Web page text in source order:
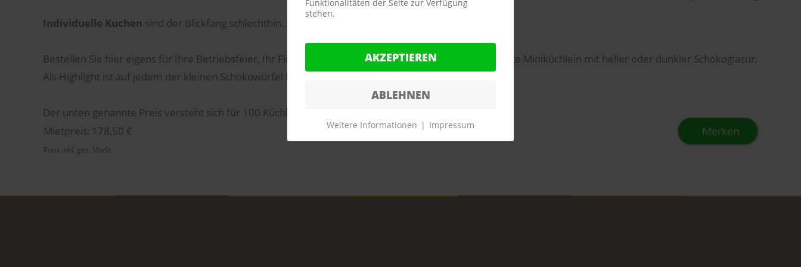
Individuelle Kuchen sind der Blickfang schlechthin.
Bestellen Sie hier eigens für Ihre Betriebsfeier, Ihr Firmenjubiläum oder Ihren Messestand angefertigte Miniküchlein mit heller oder dunkler Schokoglasur.
Als Highlight ist auf jedem der kleinen Schokowürfel Ihr Firmenlogo aus Esspapier platziert.
Der unten genannte Preis versteht sich für 100 Küchlein mit Aufdruck.
Mietpreis: 178,50 €
Preis inkl. ges. MwSt.
Merken
Funktionalitäten der Seite zur Verfügung
stehen.
AKZEPTIEREN
ABLEHNEN
Weitere Informationen | Impressum